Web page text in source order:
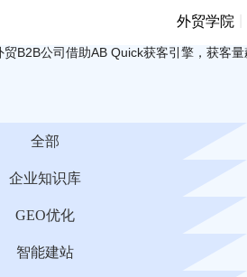
外贸学院
贸B2B公司借助AB Quick获客引擎，获客量
全部
企业知识库
GEO优化
智能建站